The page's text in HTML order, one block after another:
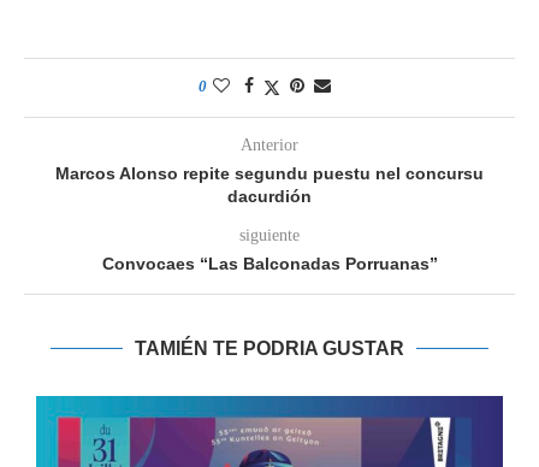
0
Anterior
Marcos Alonso repite segundu puestu nel concursu
dacurdión
siguiente
Convocaes “Las Balconadas Porruanas”
TAMIÉN TE PODRIA GUSTAR